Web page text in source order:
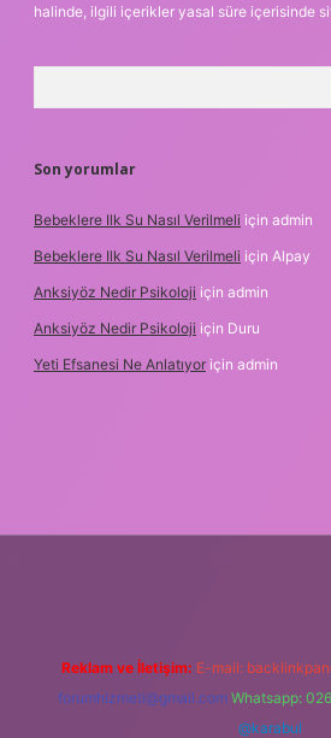
halinde, ilgili içerikler yasal süre içerisinde
Son yorumlar
Bebeklere Ilk Su Nasıl Verilmeli için admin
Bebeklere Ilk Su Nasıl Verilmeli için Alpay
Anksiyöz Nedir Psikoloji için admin
Anksiyöz Nedir Psikoloji için Duru
Yeti Efsanesi Ne Anlatıyor için admin
Reklam ve İletişim: E-mail:
forumhizmeti@gmail.com Whatsapp:
@karabul